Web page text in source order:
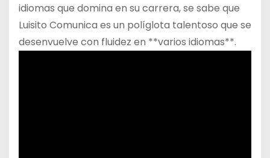
idiomas que domina en su carrera, se sabe que
Luisito Comunica es un políglota talentoso que se
desenvuelve con fluidez en **varios idiomas**.